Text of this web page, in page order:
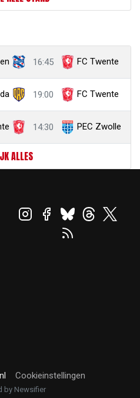
16:45 FC Twente
19:00 FC Twente
14:30 PEC Zwolle
ALLES
Cookieinstellingen
by Newsifier